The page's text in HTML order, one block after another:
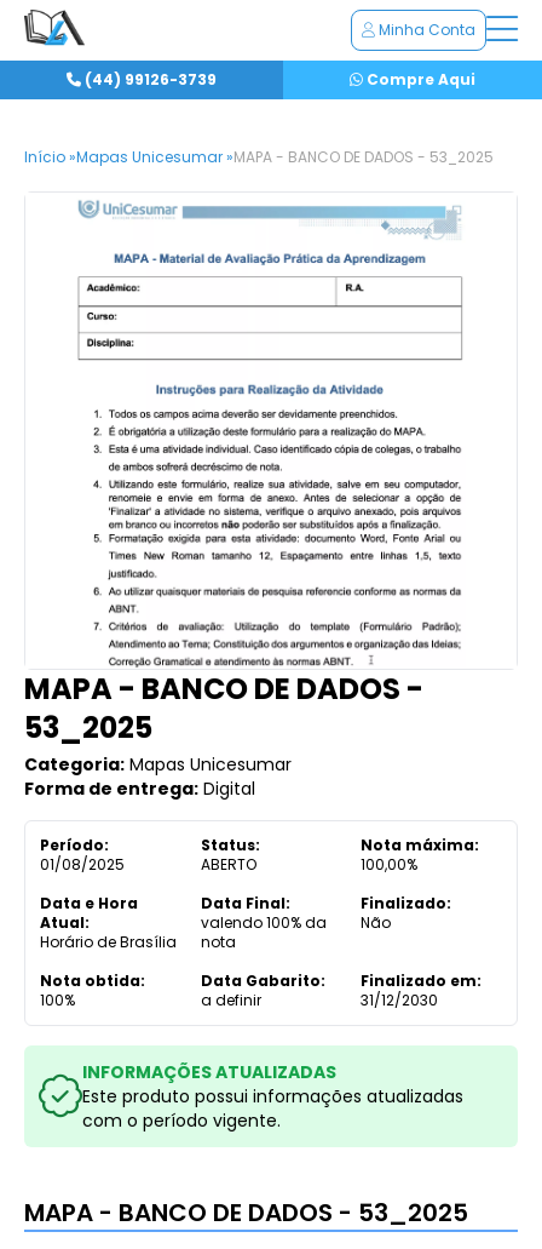
Minha Conta
(44) 99126-3739 Compre Aqui
Início »Mapas Unicesumar »MAPA - BANCO DE DADOS - 53_2025
MAPA - BANCO DE DADOS -
53_2025
Categoria: Mapas Unicesumar
Forma de entrega: Digital
Período:
01/08/2025
Status:
ABERTO
Nota máxima:
100,00%
Data e Hora
Atual:
Horário de Brasília
Data Final:
valendo 100% da
nota
Finalizado:
Não
Nota obtida:
100%
Data Gabarito:
a definir
Finalizado em:
31/12/2030
INFORMAÇÕES ATUALIZADAS
Este produto possui informações atualizadas
com o período vigente.
MAPA - BANCO DE DADOS - 53_2025